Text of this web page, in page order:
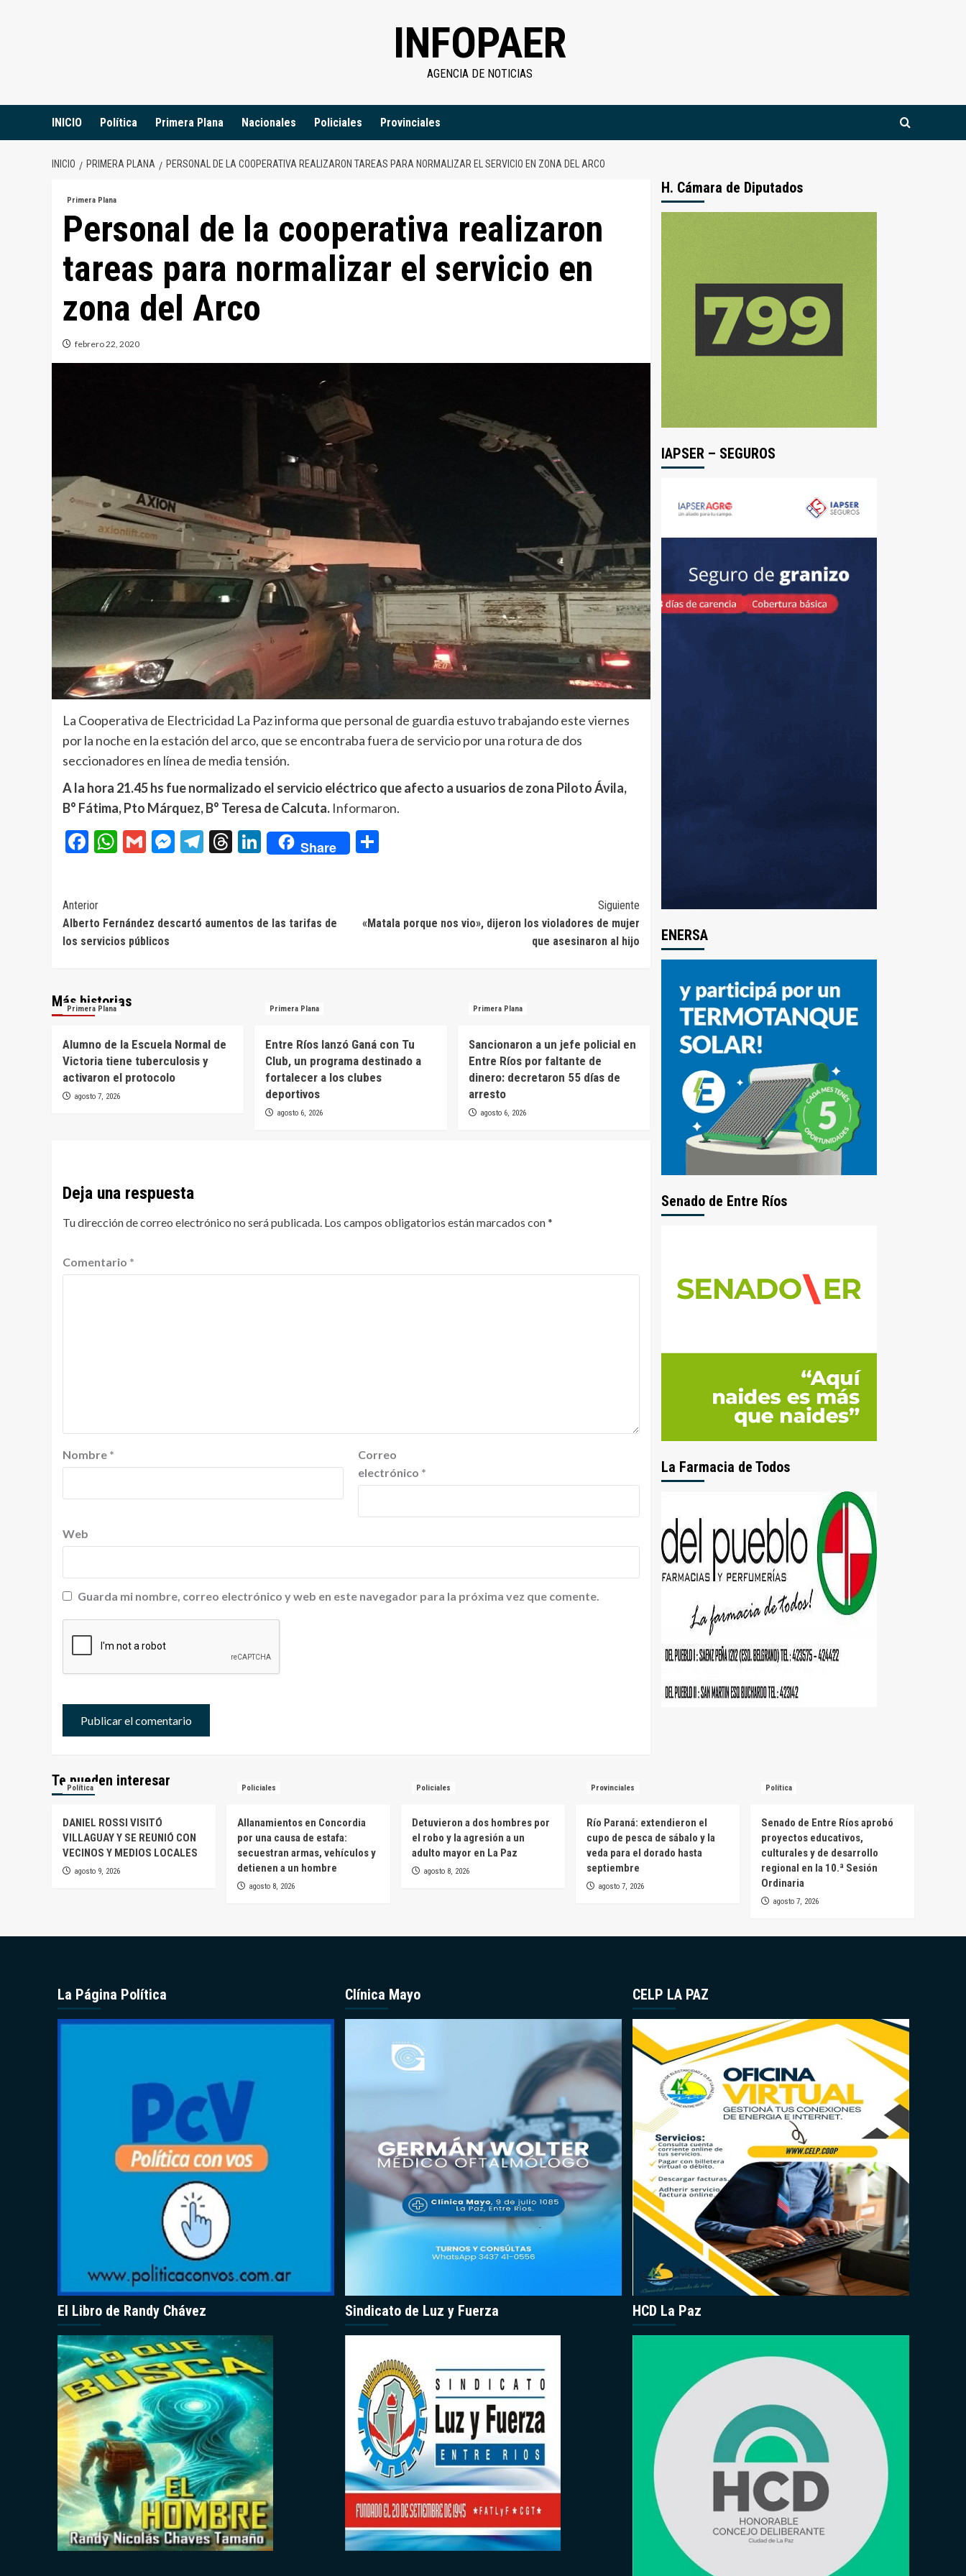
INFOPAER
AGENCIA DE NOTICIAS
INICIO Política Primera Plana Nacionales Policiales Provinciales
INICIO PRIMERA PLANA PERSONAL DE LA COOPERATIVA REALIZARON TAREAS PARA NORMALIZAR EL SERVICIO EN ZONA DEL ARCO
Primera Plana
Personal de la cooperativa realizaron
tareas para normalizar el servicio en
zona del Arco
febrero 22, 2020
La Cooperativa de Electricidad La Paz informa que personal de guardia estuvo trabajando este viernes
por la noche en la estación del arco, que se encontraba fuera de servicio por una rotura de dos
seccionadores en línea de media tensión.
A la hora 21.45 hs fue normalizado el servicio eléctrico que afecto a usuarios de zona Piloto Ávila,
B° Fátima, Pto Márquez, B° Teresa de Calcuta. Informaron.
Facebook
WhatsApp
GmailMessenger
Telegram
Threads
LinkedIn
Share
Navegación
de
entradas
Anterior
Alberto Fernández descartó aumentos de las tarifas de
los servicios públicos
Siguiente
«Matala porque nos vio», dijeron los violadores de mujer
que asesinaron al hijo
Más historias
Primera Plana
Alumno de la Escuela Normal de
Victoria tiene tuberculosis y
activaron el protocolo
agosto 7, 2026
Primera Plana
Entre Ríos lanzó Ganá con Tu
Club, un programa destinado a
fortalecer a los clubes
deportivos
agosto 6, 2026
Primera Plana
Sancionaron a un jefe policial en
Entre Ríos por faltante de
dinero: decretaron 55 días de
arresto
agosto 6, 2026
Deja una respuesta
Tu dirección de correo electrónico no será publicada. Los campos obligatorios están marcados con*
Comentario *
Nombre *
Correo
electrónico *
Web
Guarda mi nombre, correo electrónico y web en este navegador para la próxima vez que comente.
H. Cámara de Diputados
IAPSER – SEGUROS
ENERSA
Senado de Entre Ríos
La Farmacia de Todos
Te pueden interesar
Política
DANIEL ROSSI VISITÓ
VILLAGUAY Y SE REUNIÓ CON
VECINOS Y MEDIOS LOCALES
agosto 9, 2026
Policiales
Allanamientos en Concordia
por una causa de estafa:
secuestran armas, vehículos y
detienen a un hombre
agosto 8, 2026
Policiales
Detuvieron a dos hombres por
el robo y la agresión a un
adulto mayor en La Paz
agosto 8, 2026
Provinciales
Río Paraná: extendieron el
cupo de pesca de sábalo y la
veda para el dorado hasta
septiembre
agosto 7, 2026
Política
Senado de Entre Ríos aprobó
proyectos educativos,
culturales y de desarrollo
regional en la 10.ª Sesión
Ordinaria
agosto 7, 2026
La Página Política
El Libro de Randy Chávez
Clínica Mayo
Sindicato de Luz y Fuerza
CELP LA PAZ
HCD La Paz